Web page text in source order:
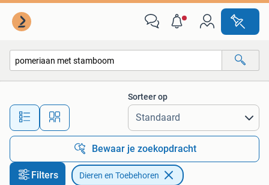
Alle afstanden…
Sorteer op
Bewaar je zoekopdracht
Filters Dieren en Toebehoren